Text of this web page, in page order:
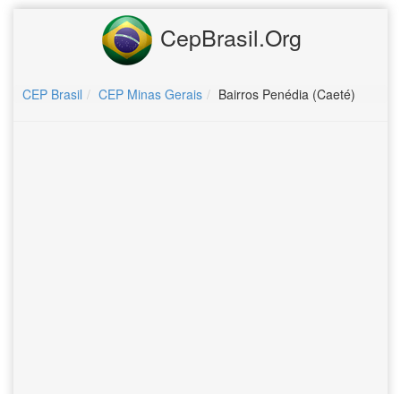
CepBrasil.Org
CEP Brasil CEP Minas Gerais Bairros Penédia (Caeté)